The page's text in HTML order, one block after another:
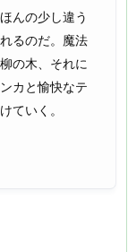
んの少し違う
るのだ。魔法
の木、それに
カと愉快なテ
ていく。